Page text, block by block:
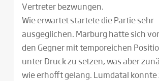
Vertreter bezwungen.
Wie erwartet startete die Partie sehr
ausgeglichen. Marburg hatte sich
den Gegner mit temporeichen
unter Druck zu setzen, was aber
wie erhofft gelang. Lumdatal konnte